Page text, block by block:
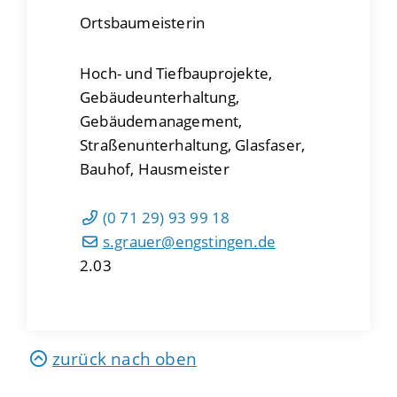
Ortsbaumeisterin
Hoch- und Tiefbauprojekte,
Gebäudeunterhaltung,
Gebäudemanagement,
Straßenunterhaltung, Glasfaser,
Bauhof, Hausmeister
(0 71 29) 93 99 18
s.grauer@engstingen.de
2.03
zurück nach oben